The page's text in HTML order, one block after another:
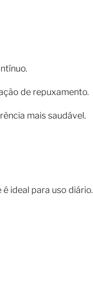
de repuxamento.
mais saudável.
ideal para uso diário.